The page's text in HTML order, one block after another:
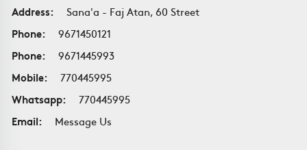
Address:
Sana'a - Faj Atan, 60 Street
Phone:
9671450121
Phone:
9671445993
Mobile:
770445995
Whatsapp:
770445995
Email:
Message Us